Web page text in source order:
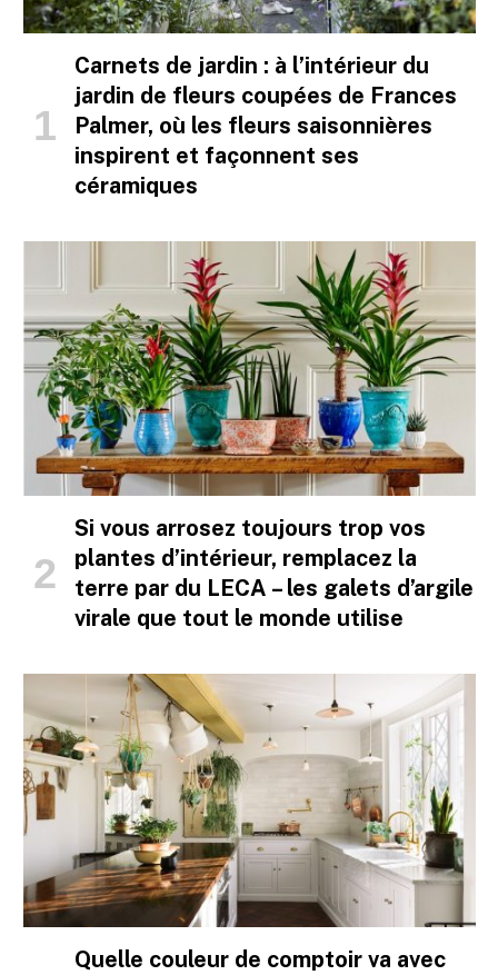
Carnets de jardin : à l’intérieur du
jardin de fleurs coupées de Frances
Palmer, où les fleurs saisonnières
inspirent et façonnent ses
céramiques
Si vous arrosez toujours trop vos
plantes d’intérieur, remplacez la
terre par du LECA – les galets d’argile
virale que tout le monde utilise
Quelle couleur de comptoir va avec